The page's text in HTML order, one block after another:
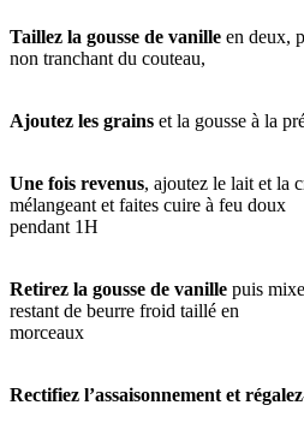
Taillez la gousse de vanille en deux,
non tranchant du couteau,
Ajoutez les grains et la gousse à la
Une fois revenus, ajoutez le lait et la
mélangeant et faites cuire à feu doux
pendant 1H
Retirez la gousse de vanille puis
restant de beurre froid taillé en
morceaux
Rectifiez l’assaisonnement et